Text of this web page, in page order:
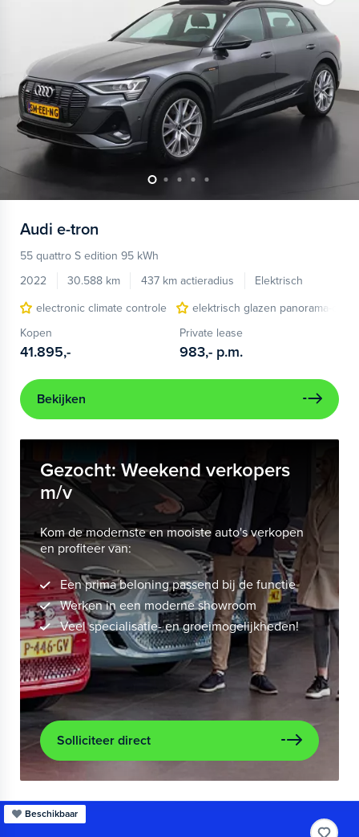
Audi e-tron
55 quattro S edition 95 kWh
2022
30.588 km 437 km actieradius
Elektrisch
electronic climate controle
elektrisch glazen panorama-dak
Kopen
41.895,-
Private lease
983,- p.m.
Bekijken
Gezocht: Weekend verkopers
m/v
Kom de modernste en mooiste auto's verkopen
en profiteer van:
Een prima beloning passend bij de functie
Werken in een moderne showroom
Veel specialisatie- en groeimogelijkheden!
Solliciteer direct
Beschikbaar